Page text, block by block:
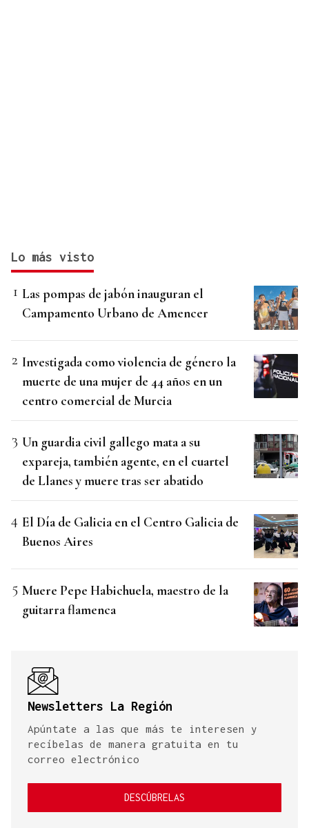
Lo más visto
Las pompas de jabón inauguran el
Campamento Urbano de Amencer
Investigada como violencia de género la
muerte de una mujer de 44 años en un
centro comercial de Murcia
Un guardia civil gallego mata a su
expareja, también agente, en el cuartel
de Llanes y muere tras ser abatido
El Día de Galicia en el Centro Galicia de
Buenos Aires
Muere Pepe Habichuela, maestro de la
guitarra flamenca
Newsletters La Región
Apúntate a las que más te interesen y
recíbelas de manera gratuita en tu
correo electrónico
DESCÚBRELAS